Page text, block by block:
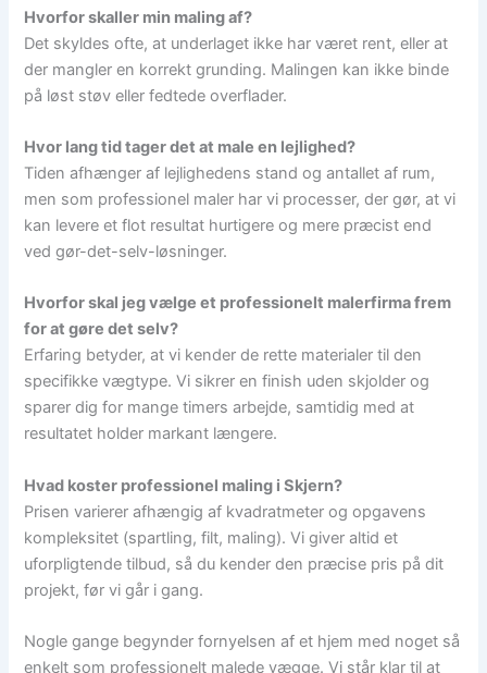
Hvorfor skaller min maling af?
Det skyldes ofte, at underlaget ikke har været rent, eller at
der mangler en korrekt grunding. Malingen kan ikke binde
på løst støv eller fedtede overflader.
Hvor lang tid tager det at male en lejlighed?
Tiden afhænger af lejlighedens stand og antallet af rum,
men som professionel maler har vi processer, der gør, at vi
kan levere et flot resultat hurtigere og mere præcist end
ved gør-det-selv-løsninger.
Hvorfor skal jeg vælge et professionelt malerfirma frem
for at gøre det selv?
Erfaring betyder, at vi kender de rette materialer til den
specifikke vægtype. Vi sikrer en finish uden skjolder og
sparer dig for mange timers arbejde, samtidig med at
resultatet holder markant længere.
Hvad koster professionel maling i Skjern?
Prisen varierer afhængig af kvadratmeter og opgavens
kompleksitet (spartling, filt, maling). Vi giver altid et
uforpligtende tilbud, så du kender den præcise pris på dit
projekt, før vi går i gang.
Nogle gange begynder fornyelsen af et hjem med noget så
enkelt som professionelt malede vægge. Vi står klar til at